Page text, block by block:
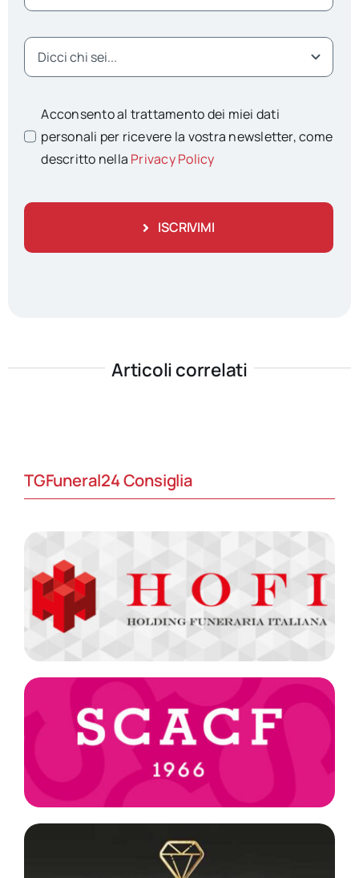
Acconsento al trattamento dei miei dati
personali per ricevere la vostra newsletter, come
descritto nella Privacy Policy
ISCRIVIMI
Articoli correlati
TGFuneral24 Consiglia